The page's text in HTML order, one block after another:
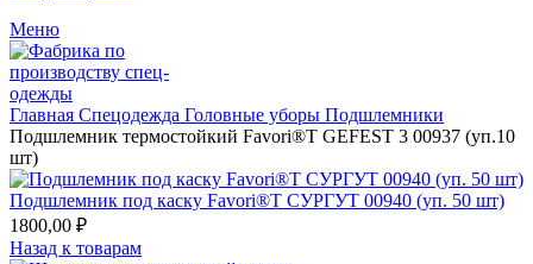
Меню
Главная Спецодежда Головные уборы Подшлемники
Подшлемник термостойкий Favori®T GEFEST 3 00937 (уп.10
шт)
Подшлемник под каску Favori®T СУРГУТ 00940 (уп. 50 шт)
1800,00 ₽
Назад к товарам